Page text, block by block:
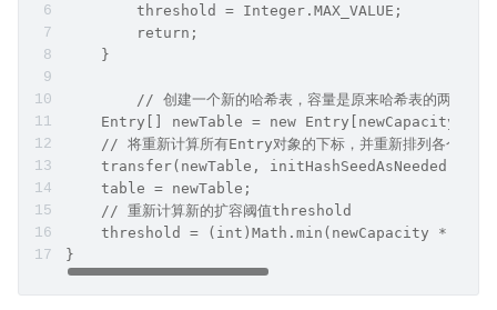
        threshold = Integer.MAX_VALUE;
        return;
    }
// 创建一个新的哈希表，容量是原来哈希表的两
    Entry[] newTable = new Entry[newCapacity];
// 将重新计算所有Entry对象的下标，并重新排列各个
transfer(newTable,
    table = newTable;
    // 重新计算新的扩容阈值threshold
threshold = (int)Math.min(newCapacity *
}